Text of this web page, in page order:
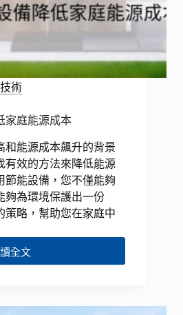
術
家庭能源成本
和能源成本飆升的背景
有效的方法來降低能源
節能設備，您不僅能夠
夠為環境保護出一份
策略，幫助您在家庭中
全文